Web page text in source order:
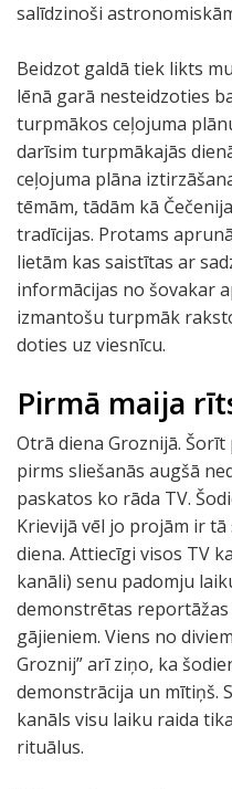
salīdzinoši
Beidzot galdā tiek likts
lēnā garā nesteidzoties
turpmākos ceļojuma
darīsim turpmākajās
ceļojuma plāna
tēmām, tādām kā
tradīcijas. Protams
lietām kas saistītas ar
informācijas no šovakar
izmantošu turpmāk
doties uz viesnīcu.
Pirmā maija
Otrā diena Groznijā.
pirms sliešanās augšā
paskatos ko rāda TV.
Krievijā vēl jo projām ir
diena. Attiecīgi visos TV
kanāli) senu padomju
demonstrētas
gājieniem. Viens no
Groznij” arī ziņo, ka
demonstrācija un mītiņš.
kanāls visu laiku raida
rituālus.